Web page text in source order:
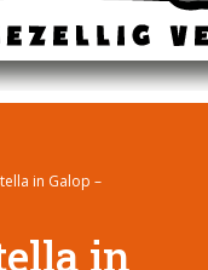
in Galop –
in